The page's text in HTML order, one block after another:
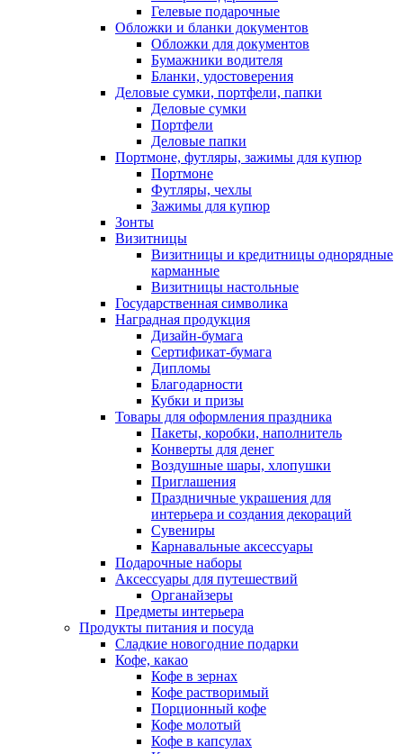
Гелевые подарочные
Обложки и бланки документов
Обложки для документов
Бумажники водителя
Бланки, удостоверения
Деловые сумки, портфели, папки
Деловые сумки
Портфели
Деловые папки
Портмоне, футляры, зажимы для купюр
Портмоне
Футляры, чехлы
Зажимы для купюр
Зонты
Визитницы
Визитницы и кредитницы однорядные
карманные
Визитницы настольные
Государственная символика
Наградная продукция
Дизайн-бумага
Сертификат-бумага
Дипломы
Благодарности
Кубки и призы
Товары для оформления праздника
Пакеты, коробки, наполнитель
Конверты для денег
Воздушные шары, хлопушки
Приглашения
Праздничные украшения для
интерьера и создания декораций
Сувениры
Карнавальные аксессуары
Подарочные наборы
Аксессуары для путешествий
Органайзеры
Предметы интерьера
Продукты питания и посуда
Сладкие новогодние подарки
Кофе, какао
Кофе в зернах
Кофе растворимый
Порционный кофе
Кофе молотый
Кофе в капсулах